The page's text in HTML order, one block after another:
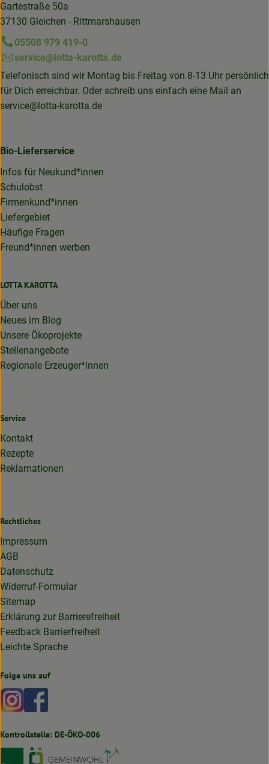
Gartestraße 50a
37130 Gleichen - Rittmarshausen
05508 979 419-0
service@lotta-karotta.de
Telefonisch sind wir Montag bis Freitag von 8-13 Uhr persönlich
für Dich erreichbar. Oder schreib uns einfach eine Mail an
service@lotta-karotta.de
Bio-Lieferservice
Infos für Neukund*innen
Schulobst
Firmenkund*innen
Liefergebiet
Häufige Fragen
Freund*innen werben
LOTTA KAROTTA
Über uns
Neues im Blog
Unsere Ökoprojekte
Stellenangebote
Regionale Erzeuger*innen
Service
Kontakt
Rezepte
Reklamationen
Rechtliches
Impressum
AGB
Datenschutz
Widerruf-Formular
Sitemap
Erklärung zur Barrierefreiheit
Feedback Barrierfreiheit
Leichte Sprache
Folge uns auf
Externer Link zu https://www.instagram.com/
Kontrollstelle: DE-ÖKO-006
Externer Link zu https://www.bioland.de
Externer Link zu https://www.oekokiste.de